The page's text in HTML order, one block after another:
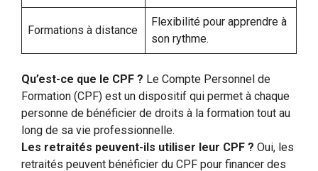
Formations à distance
Flexibilité pour apprendre à
son rythme.
Qu’est-ce que le CPF ? Le Compte Personnel de
Formation (CPF) est un dispositif qui permet à chaque
personne de bénéficier de droits à la formation tout au
long de sa vie professionnelle.
Les retraités peuvent-ils utiliser leur CPF ? Oui, les
retraités peuvent bénéficier du CPF pour financer des